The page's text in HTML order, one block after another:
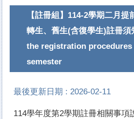
【註冊組】114-2學期二月提
轉生、舊生(含復學生)註冊
the registration procedures
semester
最後更新日期 :2026-02-11
114學年度第2學期註冊相關事項